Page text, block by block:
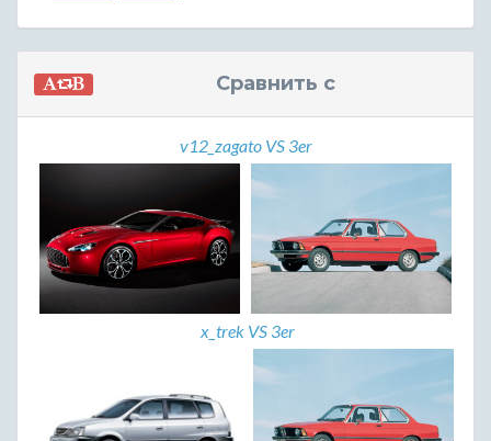
Сравнить с
v12_zagato VS 3er
x_trek VS 3er